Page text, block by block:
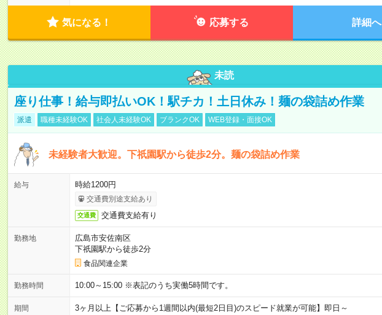
気になる！ 応募する 詳細へ
未読
座り仕事！給与即払いOK！駅チカ！土日休み！麺の袋詰め作業
派遣 職種未経験OK 社会人未経験OK ブランクOK WEB登録・面接OK
未経験者大歓迎。下祇園駅から徒歩2分。麺の袋詰め作業
給与 時給1200円
交通費別途支給あり
交通費 交通費支給有り
勤務地
広島市安佐南区
下祇園駅から徒歩2分
食品関連企業
勤務時間 10:00～15:00 ※表記のうち実働5時間です。
期間 3ヶ月以上【ご応募から1週間以内(最短2日目)のスピード就業が可能】即日～